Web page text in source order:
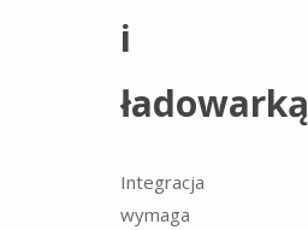
i
ładowarką
Integracja
wymaga